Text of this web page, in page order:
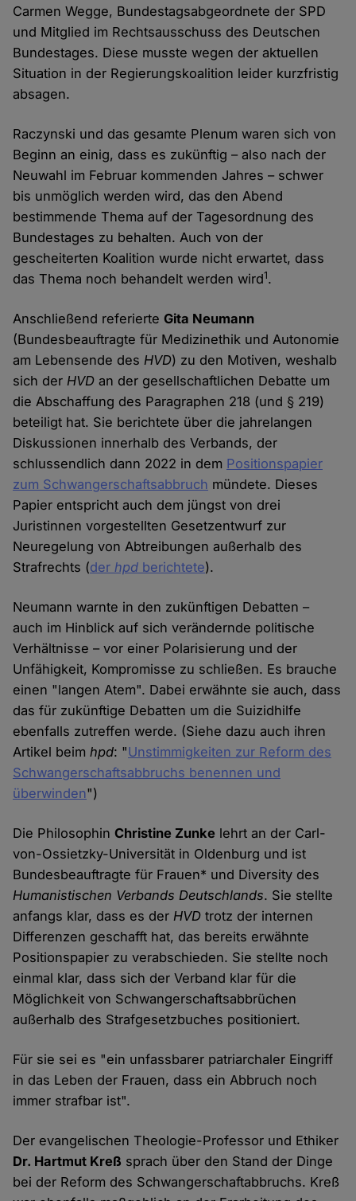
Carmen Wegge, Bundestagsabgeordnete der SPD
und Mitglied im Rechtsausschuss des Deutschen
Bundestages. Diese musste wegen der aktuellen
Situation in der Regierungskoalition leider kurzfristig
absagen.
Raczynski und das gesamte Plenum waren sich von
Beginn an einig, dass es zukünftig – also nach der
Neuwahl im Februar kommenden Jahres – schwer
bis unmöglich werden wird, das den Abend
bestimmende Thema auf der Tagesordnung des
Bundestages zu behalten. Auch von der
gescheiterten Koalition wurde nicht erwartet, dass
das Thema noch behandelt werden wird1.
Anschließend referierteGita Neumann
(Bundesbeauftragte für Medizinethik und Autonomie
am Lebensende desHVD) zu den Motiven, weshalb
sich derHVD an der gesellschaftlichen Debatte um
die Abschaffung des Paragraphen 218 (und § 219)
beteiligt hat. Sie berichtete über die jahrelangen
Diskussionen innerhalb des Verbands, der
schlussendlich dann 2022 in dem Positionspapier
zum Schwangerschaftsabbruch mündete. Dieses
Papier entspricht auch dem jüngst von drei
Juristinnen vorgestellten Gesetzentwurf zur
Neuregelung von Abtreibungen außerhalb des
Strafrechts (derhpd berichtete).
Neumann warnte in den zukünftigen Debatten –
auch im Hinblick auf sich verändernde politische
Verhältnisse – vor einer Polarisierung und der
Unfähigkeit, Kompromisse zu schließen. Es brauche
einen "langen Atem". Dabei erwähnte sie auch, dass
das für zukünftige Debatten um die Suizidhilfe
ebenfalls zutreffen werde. (Siehe dazu auch ihren
Artikel beimhpd: "Unstimmigkeiten zur Reform des
Schwangerschaftsabbruchs benennen und
überwinden")
Die PhilosophinChristine Zunke lehrt an der Carl-
von-Ossietzky-Universität in Oldenburg und ist
Bundesbeauftragte für Frauen* und Diversity des
Humanistischen Verbands Deutschlands. Sie stellte
anfangs klar, dass es derHVD trotz der internen
Differenzen geschafft hat, das bereits erwähnte
Positionspapier zu verabschieden. Sie stellte noch
einmal klar, dass sich der Verband klar für die
Möglichkeit von Schwangerschaftsabbrüchen
außerhalb des Strafgesetzbuches positioniert.
Für sie sei es "ein unfassbarer patriarchaler Eingriff
in das Leben der Frauen, dass ein Abbruch noch
immer strafbar ist".
Der evangelischen Theologie-Professor und Ethiker
Dr. Hartmut Kreß sprach über den Stand der Dinge
bei der Reform des Schwangerschaftabbruchs. Kreß